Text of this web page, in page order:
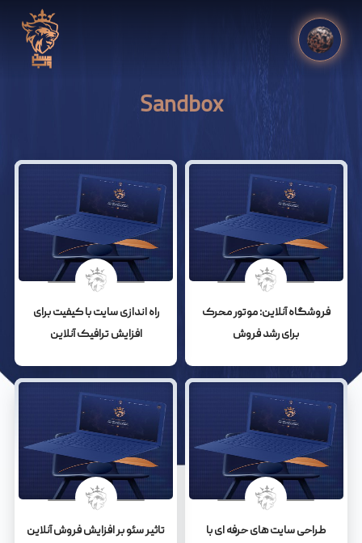
Sandbox
فروشگاه آنلاین: موتور محرک
برای رشد فروش
راه اندازی سایت با کیفیت برای
افزایش ترافیک آنلاین
طراحی سایت های حرفه ای با
تاثیر سئو بر افزایش فروش آنلاین